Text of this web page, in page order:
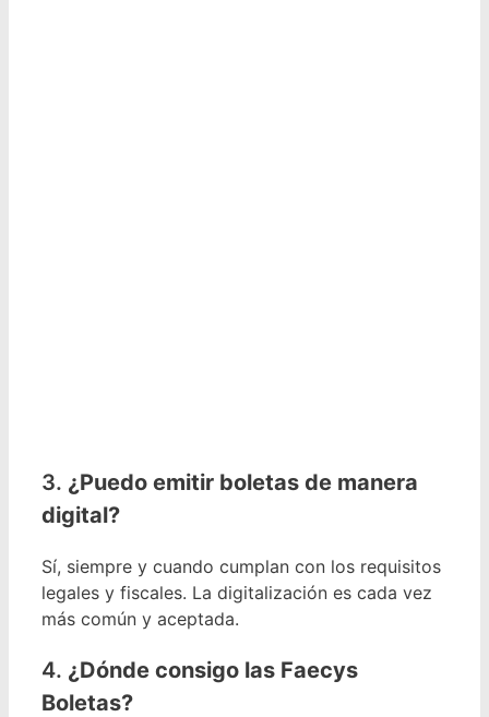
3. ¿Puedo emitir boletas de manera
digital?
Sí, siempre y cuando cumplan con los requisitos
legales y fiscales. La digitalización es cada vez
más común y aceptada.
4. ¿Dónde consigo las Faecys
Boletas?